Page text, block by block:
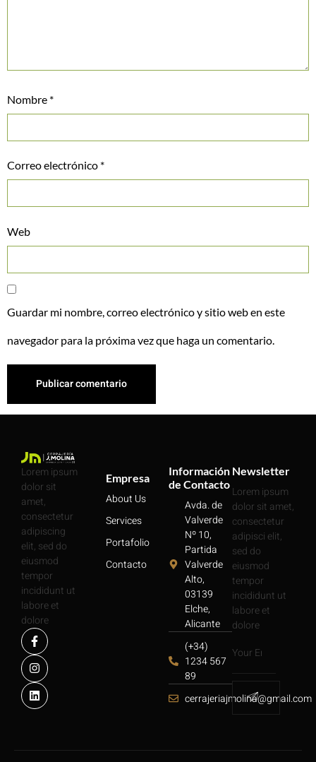
Nombre *
Correo electrónico *
Web
Guardar mi nombre, correo electrónico y sitio web en este
navegador para la próxima vez que haga un comentario.
Lorem ipsum
dolor sit
amet,
consectetur
adipiscing
elit, sed do
eiusmod
tempor
incididunt ut
labore et
dolore
Empresa
About Us
Services
Portafolio
Contacto
Información
de Contacto
Avda. de
Valverde
Nº 10,
Partida
Valverde
Alto,
03139
Elche,
Alicante
(+34)
1234 567
89
cerrajeriajmolina@gmail.com
Newsletter
Lorem ipsum
dolor sit amet,
consectetur
adipisci elit,
sed do
eiusmod
tempor
incididunt ut
labore et
dolore